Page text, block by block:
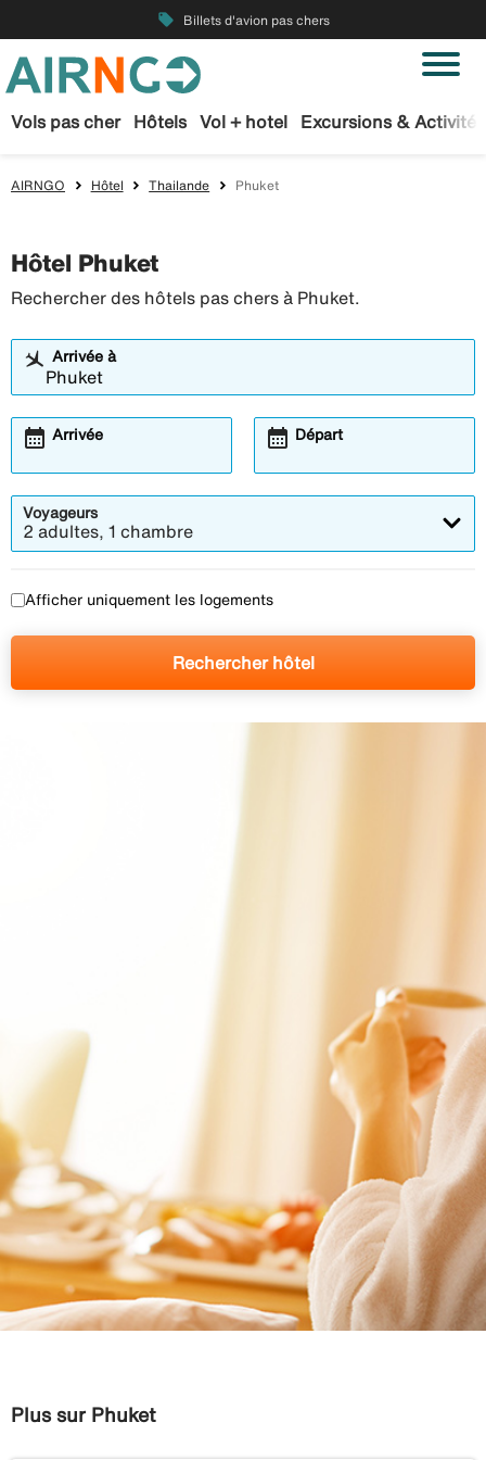
local_offer Billets d'avion pas chers
Vols pas cher Hôtels Vol + hotel Excursions & Activités
AIRNGO Hôtel Thailande Phuket
Hôtel Phuket
Rechercher des hôtels pas chers à Phuket.
Arrivée à
Arrivée
calendar_month Départ
calendar_month
Voyageurs
2 adultes, 1 chambre
Afficher uniquement les logements
Rechercher hôtel
Plus sur Phuket